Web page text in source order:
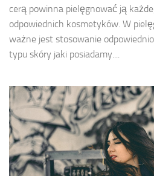
cerą powinna pielęgnować ją
odpowiednich kosmetyków. W
ważne jest stosowanie
typu skóry jaki posiadamy....